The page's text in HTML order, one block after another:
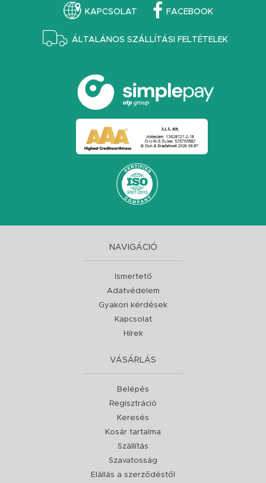
KAPCSOLAT FACEBOOK
ÁLTALÁNOS SZÁLLÍTÁSI FELTÉTELEK
NAVIGÁCIÓ
Ismertető
Adatvédelem
Gyakori kérdések
Kapcsolat
Hírek
VÁSÁRLÁS
Belépés
Regisztráció
Keresés
Kosár tartalma
Szállítás
Szavatosság
Elállás a szerződéstől